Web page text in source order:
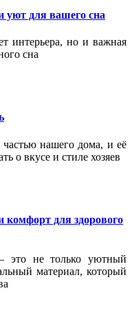
уют для вашего сна
интерьера, но и важная
сна
частью нашего дома, и её
о вкусе и стиле хозяев
комфорт для здорового
это не только уютный
материал, который